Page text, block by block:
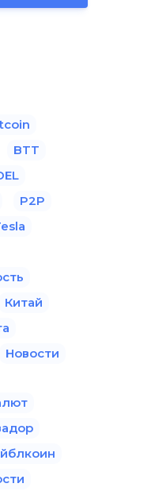
BTT
P2P
Китай
Новости